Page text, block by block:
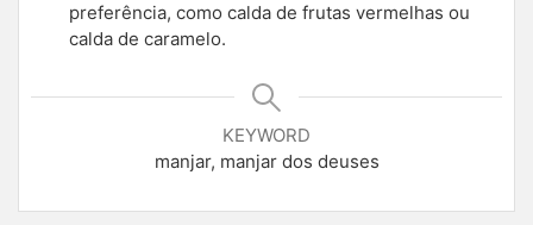
preferência, como calda de frutas vermelhas ou
calda de caramelo.
KEYWORD
manjar, manjar dos deuses